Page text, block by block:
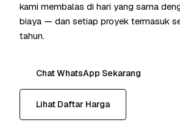
kami membalas di hari yang sama
biaya — dan setiap proyek termasuk
tahun.
Chat WhatsApp Sekarang
Lihat Daftar Harga